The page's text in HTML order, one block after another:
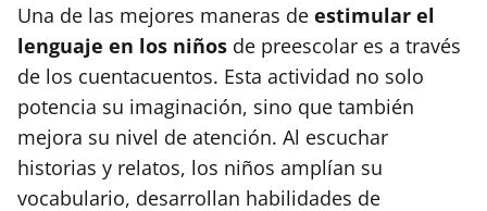
Una de las mejores maneras de estimular el
lenguaje en los niños de preescolar es a través
de los cuentacuentos. Esta actividad no solo
potencia su imaginación, sino que también
mejora su nivel de atención. Al escuchar
historias y relatos, los niños amplían su
vocabulario, desarrollan habilidades de